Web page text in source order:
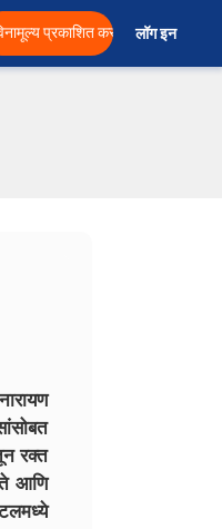
प्रकाशित करा लॉग इन
रक्त
आणि